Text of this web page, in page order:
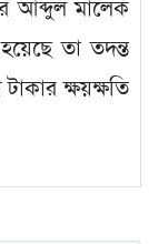
আব্দুল মালেক
তা তদন্ত
ক্ষয়ক্ষতি